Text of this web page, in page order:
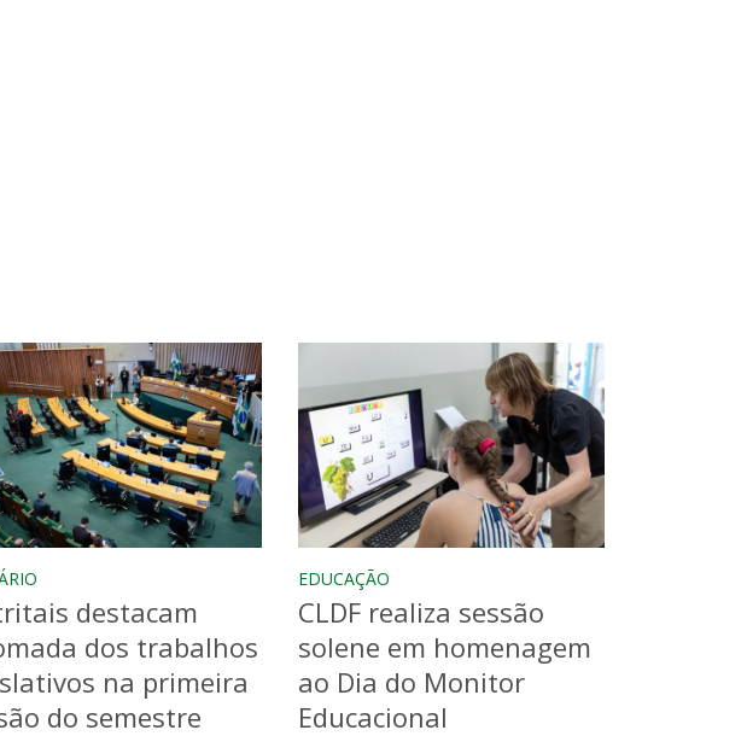
destacam
dos trabalhos
na primeira
do semestre
EDUCAÇÃO
CLDF realiza sessão
solene em homenagem
ao Dia do Monitor
Educacional